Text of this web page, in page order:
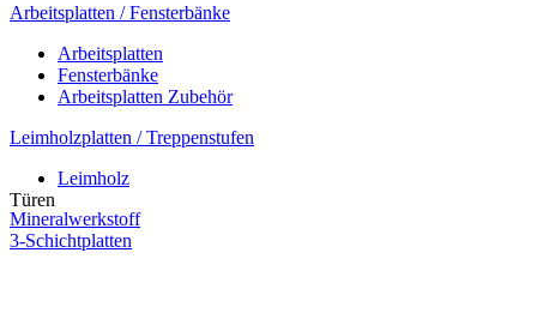
Arbeitsplatten / Fensterbänke
Arbeitsplatten
Fensterbänke
Arbeitsplatten Zubehör
Leimholzplatten / Treppenstufen
Leimholz
Mineralwerkstoff
3-Schichtplatten
Türen